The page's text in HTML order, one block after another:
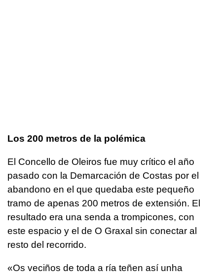
Los 200 metros de la polémica
El Concello de Oleiros fue muy crítico el año
pasado con la Demarcación de Costas por el
abandono en el que quedaba este pequeño
tramo de apenas 200 metros de extensión. El
resultado era una senda a trompicones, con
este espacio y el de O Graxal sin conectar al
resto del recorrido.
«Os veciños de toda a ría teñen así unha